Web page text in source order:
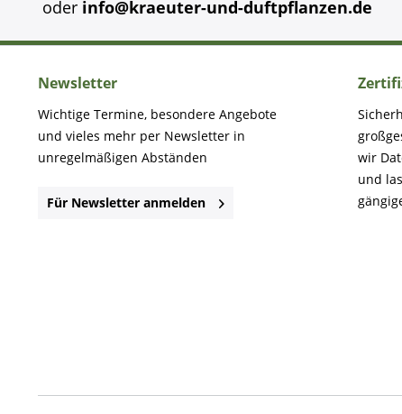
oder info@kraeuter-und-duftpflanzen.de
Newsletter
Wichtige Termine, besondere Angebote
und vieles mehr per Newsletter in
unregelmäßigen Abständen
Für Newsletter anmelden
wir
und